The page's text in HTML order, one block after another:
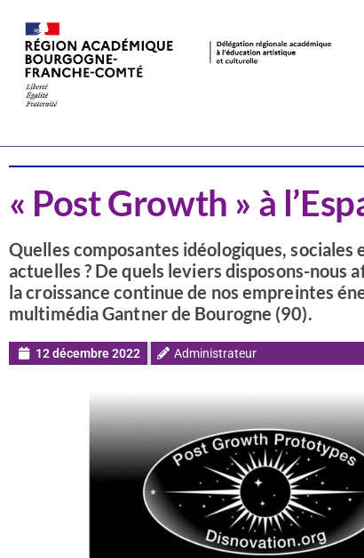
« Post Growth » à
Quelles composantes idéologiques,
actuelles ? De quels leviers disposons-nous
la croissance continue de nos empreintes
multimédia Gantner de Bourogne (90).
12 décembre 2022 Administrateur